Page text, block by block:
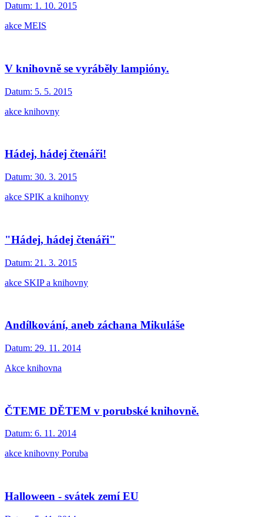
Datum: 1. 10. 2015
akce MEIS
V knihovně se vyráběly lampióny.
Datum: 5. 5. 2015
akce knihovny
Hádej, hádej čtenáři!
Datum: 30. 3. 2015
akce SPIK a knihonvy
"Hádej, hádej čtenáři"
Datum: 21. 3. 2015
akce SKIP a knihovny
Andílkování, aneb záchana Mikuláše
Datum: 29. 11. 2014
Akce knihovna
ČTEME DĚTEM v porubské knihovně.
Datum: 6. 11. 2014
akce knihovny Poruba
Halloween - svátek zemí EU